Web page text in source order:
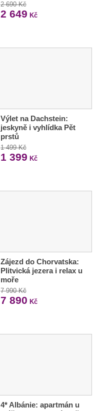
2 690 Kč
2 649 Kč
Výlet na Dachstein:
jeskyně i vyhlídka Pět
prstů
1 499 Kč
1 399 Kč
Zájezd do Chorvatska:
Plitvická jezera i relax u
moře
7 990 Kč
7 890 Kč
4* Albánie: apartmán u